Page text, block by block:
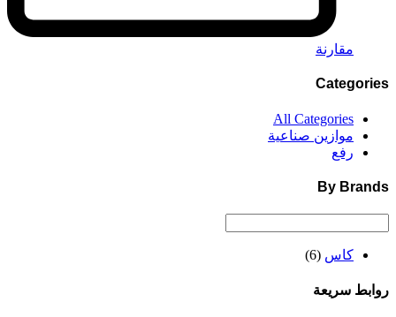
مقارنة
Categories
All Categories
موازين صناعية
رفع
By Brands
كاس (6)
روابط سريعة